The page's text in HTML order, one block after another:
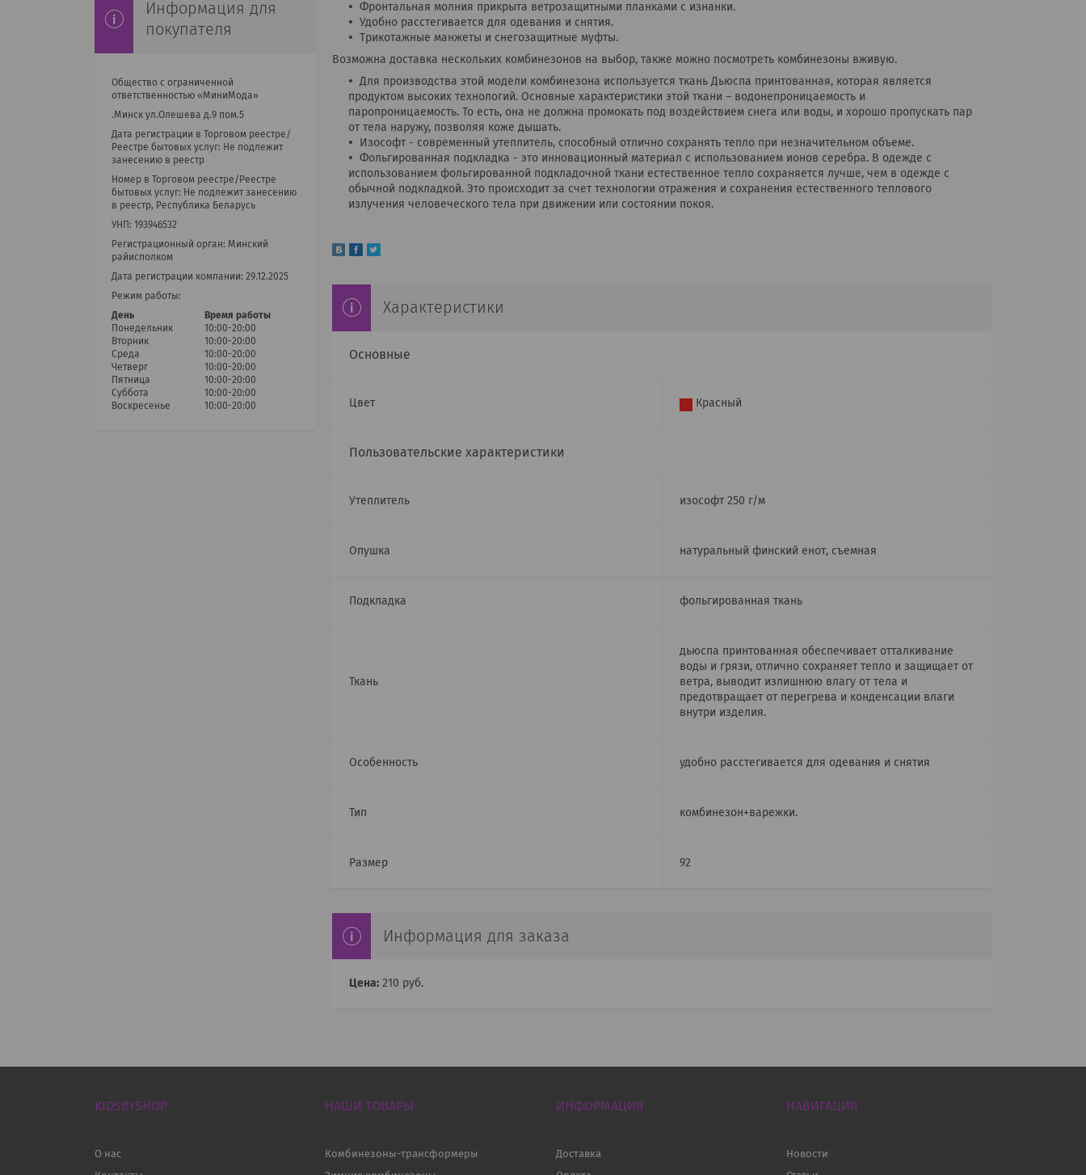
Фронтальная молния прикрыта ветрозащитными планками с изнанки.
Удобно расстегивается для одевания и снятия.
Трикотажные манжеты и снегозащитные муфты.
Возможна доставка нескольких комбинезонов на выбор, также можно посмотреть комбинезоны вживую.
Для производства этой модели комбинезона используется ткань Дьюспа принтованная, которая является
продуктом высоких технологий. Основные характеристики этой ткани – водонепроницаемость и
паропроницаемость. То есть, она не должна промокать под воздействием снега или воды, и хорошо пропускать пар
от тела наружу, позволяя коже дышать.
Изософт - современный утеплитель, способный отлично сохранять тепло при незначительном объеме.
Фольгированная подкладка - это инновационный материал с использованием ионов серебра. В одежде с
использованием фольгированной подкладочной ткани естественное тепло сохраняется лучше, чем в одежде с
обычной подкладкой. Это происходит за счет технологии отражения и сохранения естественного теплового
излучения человеческого тела при движении или состоянии покоя.
Характеристики
Основные
Цвет Красный
Пользовательские характеристики
Утеплитель изософт 250 г/м
Опушка натуральный финский енот, съемная
Подкладка фольгированная ткань
Ткань
дьюспа принтованная обеспечивает отталкивание
воды и грязи, отлично сохраняет тепло и защищает от
ветра, выводит излишнюю влагу от тела и
предотвращает от перегрева и конденсации влаги
внутри изделия.
Особенность удобно расстегивается для одевания и снятия
Тип комбинезон+варежки.
Размер 92
Информация для заказа
Цена: 210 руб.
Информация для
покупателя
Общество с ограниченной
ответственностью «МиниМода»
.Минск ул.Олешева д.9 пом.5
Дата регистрации в Торговом реестре/
Реестре бытовых услуг: Не подлежит
занесению в реестр
Номер в Торговом реестре/Реестре
бытовых услуг: Не подлежит занесению
в реестр, Республика Беларусь
УНП: 193946532
Регистрационный орган: Минский
райисполком
Дата регистрации компании: 29.12.2025
Режим работы:
День
Время работы
Понедельник
10:00-20:00
Вторник
10:00-20:00
Среда
10:00-20:00
Четверг
10:00-20:00
Пятница
10:00-20:00
Суббота
10:00-20:00
Воскресенье
10:00-20:00
KIDSBYSHOP
О нас
НАШИ ТОВАРЫ
Комбинезоны-трансформеры
ИНФОРМАЦИЯ
Доставка
НАВИГАЦИЯ
Новости